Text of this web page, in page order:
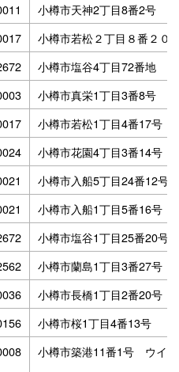
小樽市天神2丁目8番2号
小樽市若松２丁目８番２０
小樽市塩谷4丁目72番地
小樽市真栄1丁目3番8号
小樽市若松1丁目4番17号
小樽市花園4丁目3番14号
小樽市入船5丁目24番12号
小樽市入船1丁目5番16号
小樽市塩谷1丁目25番20号
小樽市蘭島1丁目3番27号
小樽市長橋1丁目2番20号
小樽市桜1丁目4番13号
小樽市築港11番1号 ウイ